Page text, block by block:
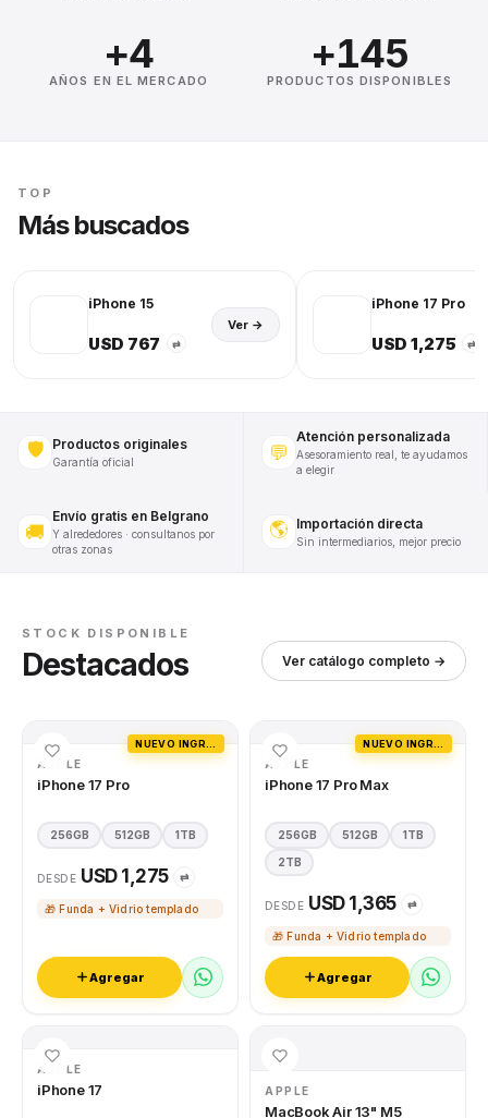
+4
AÑOS EN EL MERCADO
+145
PRODUCTOS DISPONIBLES
TOP
Más buscados
iPhone 15
USD 767 ⇄
Ver →
iPhone 17 Pro
USD 1,275 ⇄
🛡️ Productos originales
Garantía oficial 💬
Atención personalizada
Asesoramiento real, te ayudamos
a elegir
🚚
Envío gratis en Belgrano
Y alrededores · consultanos por
otras zonas
🌎 Importación directa
Sin intermediarios, mejor precio
STOCK DISPONIBLE
Destacados Ver catálogo completo →
APPLE
iPhone 17 Pro
256GB 512GB 1TB
DESDE USD 1,275 ⇄
🎁 Funda + Vidrio templado
Agregar
APPLE
iPhone 17 Pro Max
256GB 512GB 1TB
2TB
DESDE USD 1,365 ⇄
🎁 Funda + Vidrio templado
Agregar
APPLE
iPhone 17 APPLE
MacBook Air 13" M5